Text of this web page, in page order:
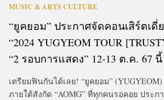
MUSIC & ARTS CULTURE
“ยูคยอม” ประกาศจัดคอนเสิร์ตเดี่
“2024 YUGYEOM TOUR
“2 รอบการแสดง” 12-13 ต.ค. 67
เตรียมฟินกันได้เลย! “ยูคยอม”
ภายใต้สังกัด “AOMG” ที่ทุกคนรอคอย ประ